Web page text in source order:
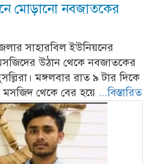
মোড়ানো নবজাতকের
সাহারবিল ইউনিয়নের
উঠান থেকে নবজাতকের
মঙ্গলবার রাত ৯ টার দিকে
মসজিদ থেকে বের হয়ে ...বিস্তারিত